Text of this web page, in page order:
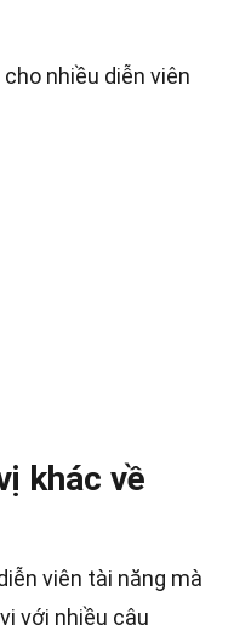
nhiều diễn viên
khác về
viên tài năng mà
với nhiều câu